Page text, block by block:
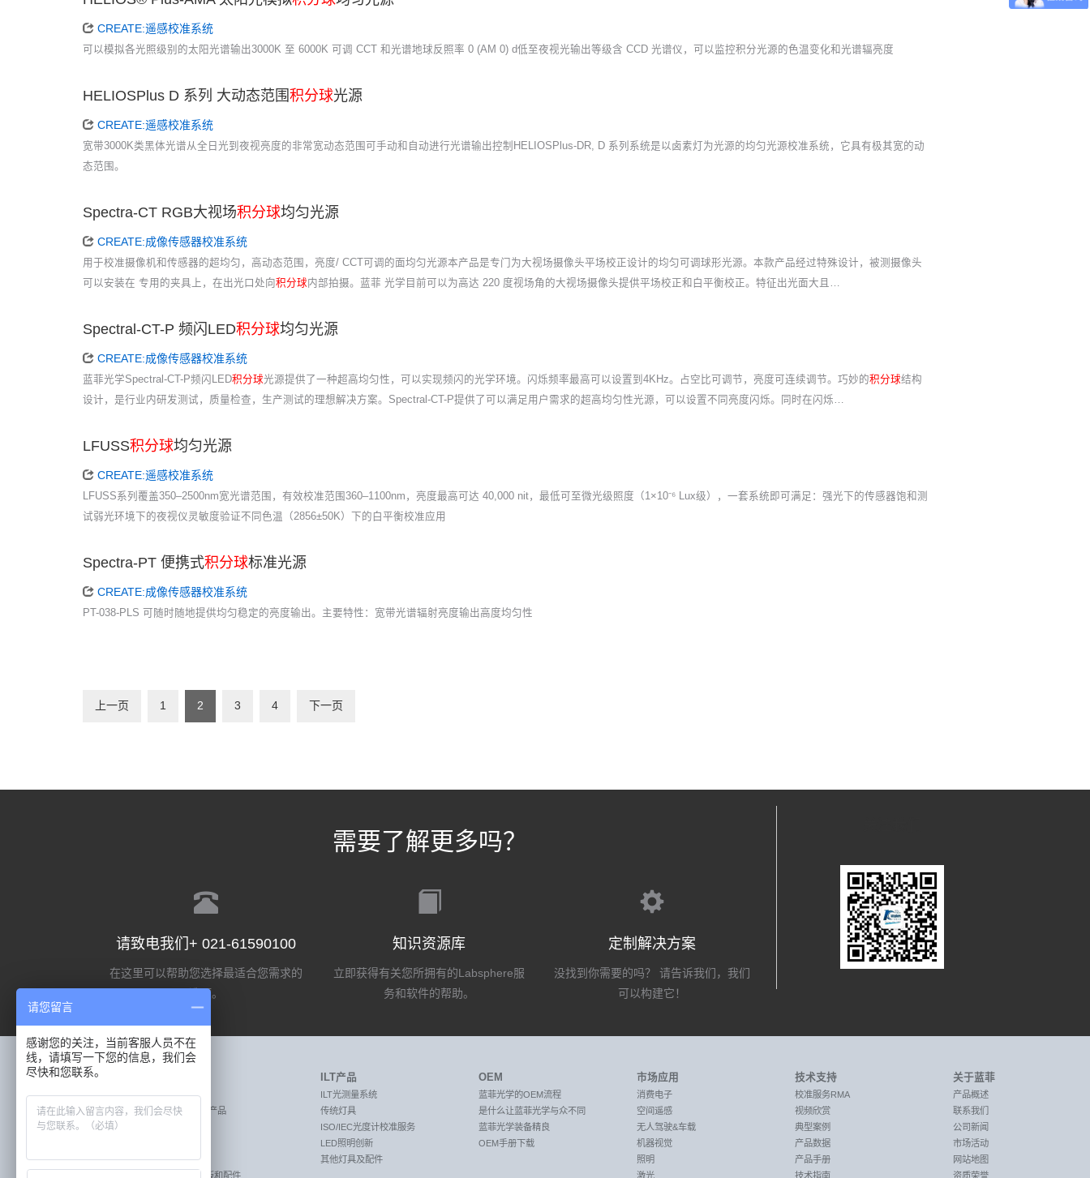
CREATE:遥感校准系统
可以模拟各光照级别的太阳光谱输出3000K 至 6000K 可调 CCT 和光谱地球反照率 0 (AM 0) d低至夜视光输出等级含 CCD 光谱仪，可以监控积分光源的色温变化和光谱辐亮度
HELIOSPlus D 系列 大动态范围积分球光源
CREATE:遥感校准系统
宽带3000K类黑体光谱从全日光到夜视亮度的非常宽动态范围可手动和自动进行光谱输出控制HELIOSPlus-DR, D 系列系统是以卤素灯为光源的均匀光源校准系统，它具有极其宽的动
态范围。
Spectra-CT RGB大视场积分球均匀光源
CREATE:成像传感器校准系统
用于校准摄像机和传感器的超均匀，高动态范围，亮度/ CCT可调的面均匀光源本产品是专门为大视场摄像头平场校正设计的均匀可调球形光源。本款产品经过特殊设计，被测摄像头
可以安装在 专用的夹具上，在出光口处向积分球内部拍摄。蓝菲 光学目前可以为高达 220 度视场角的大视场摄像头提供平场校正和白平衡校正。特征出光面大且…
Spectral-CT-P 频闪LED积分球均匀光源
CREATE:成像传感器校准系统
蓝菲光学Spectral-CT-P频闪LED积分球光源提供了一种超高均匀性，可以实现频闪的光学环境。闪烁频率最高可以设置到4KHz。占空比可调节，亮度可连续调节。巧妙的积分球结构
设计，是行业内研发测试，质量检查，生产测试的理想解决方案。Spectral-CT-P提供了可以满足用户需求的超高均匀性光源，可以设置不同亮度闪烁。同时在闪烁…
LFUSS积分球均匀光源
CREATE:遥感校准系统
LFUSS系列覆盖350–2500nm宽光谱范围，有效校准范围360–1100nm，亮度最高可达 40,000 nit，最低可至微光级照度（1×10⁻⁶ Lux级），一套系统即可满足：强光下的传感器饱和测
试弱光环境下的夜视仪灵敏度验证不同色温（2856±50K）下的白平衡校准应用
Spectra-PT 便携式积分球标准光源
CREATE:成像传感器校准系统
PT-038-PLS 可随时随地提供均匀稳定的亮度输出。主要特性：宽带光谱辐射亮度输出高度均匀性
上一页 1 2 3 4 下一页
需要了解更多吗？
请致电我们+ 021-61590100
在这里可以帮助您选择最适合您需求的
选项。
知识资源库
立即获得有关您所拥有的Labsphere服
务和软件的帮助。
定制解决方案
没找到你需要的吗？ 请告诉我们，我们
可以构建它！
Labsphere产品
MEASURE:激光测量产品
MEASURE:透射率和反射率测量产品
MEASURE:照明光测量产品
CREATE:遥感校准系统
REFLECT:漫反射目标板，标准板和配件
ILT产品
ILT光测量系统
传统灯具
ISO/IEC光度计校准服务
LED照明创新
其他灯具及配件
OEM
蓝菲光学的OEM流程
是什么让蓝菲光学与众不同
蓝菲光学装备精良
OEM手册下载
市场应用
消费电子
空间遥感
无人驾驶&车载
机器视觉
照明
激光
技术支持
校准服务RMA
视频欣赏
典型案例
产品数据
产品手册
技术指南
关于蓝菲
产品概述
联系我们
公司新闻
市场活动
网站地图
资质荣誉
请您留言
感谢您的关注，当前客服人员不在
线，请填写一下您的信息，我们会
尽快和您联系。